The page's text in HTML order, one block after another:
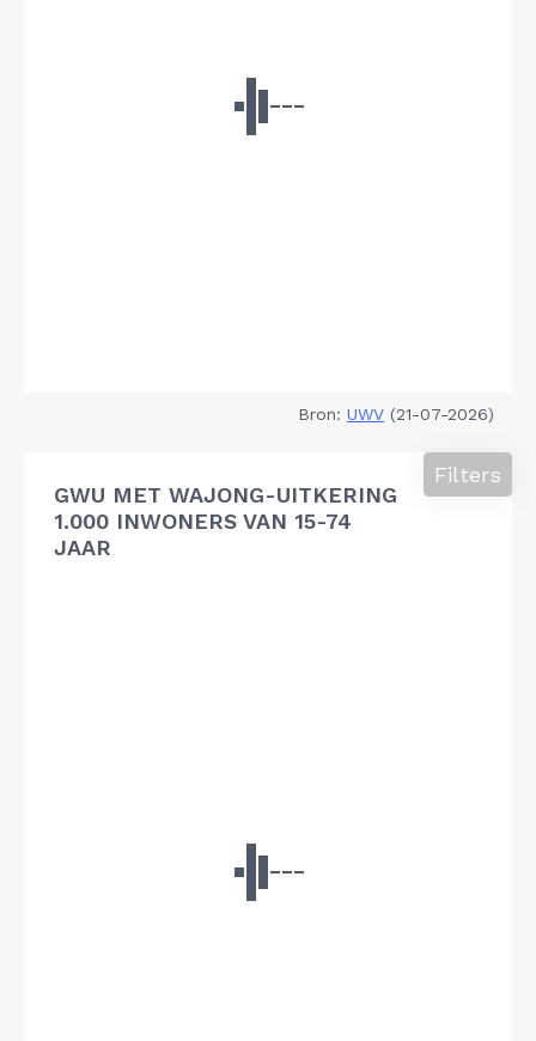
Bron: UWV (21-07-2026)
GWU MET WAJONG-UITKERING
1.000 INWONERS VAN 15-74
JAAR
Filters